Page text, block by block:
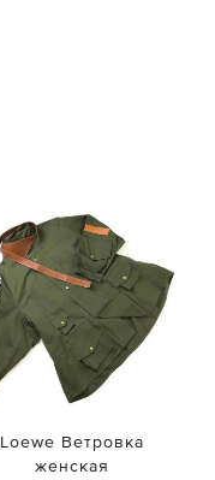
Loewe Ветровка
женская